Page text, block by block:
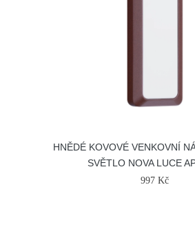
HNĚDÉ KOVOVÉ VENKOVNÍ
SVĚTLO NOVA LUCE
997 Kč